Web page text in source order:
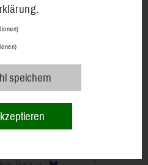
speichern